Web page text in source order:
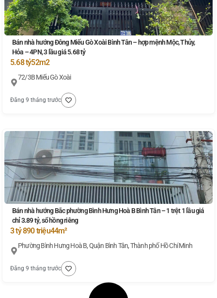
Bán nhà hướng Đông Miếu Gò Xoài Bình Tân – hợp mệnh Mộc, Thủy,
Hỏa – 4PN, 3 lầu giá 5.68 tỷ
5.68 tỷ52m2
72/3B Miếu Gò Xoài
Đăng 9 tháng trước
Bán nhà hướng Bắc phường Bình Hưng Hoà B Bình Tân – 1 trệt 1 lầu giá
chỉ 3.89 tỷ, sổ hồng riêng
3 tỷ 890 triệu44m²
Phường Bình Hưng Hoà B, Quận Bình Tân, Thành phố Hồ Chí Minh
Đăng 9 tháng trước